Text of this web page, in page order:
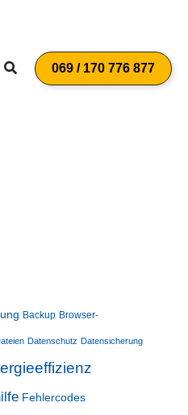
Suchen069 / 170 776 877
Backup Browser-
Datenschutz Datensicherung
Fehlercodes